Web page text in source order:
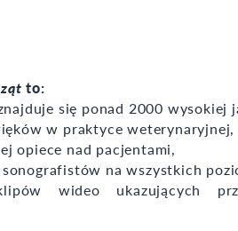
to:
się ponad 2000 wysokiej
w praktyce weterynaryjnej,
opiece nad pacjentami,
na wszystkich
wideo ukazujących